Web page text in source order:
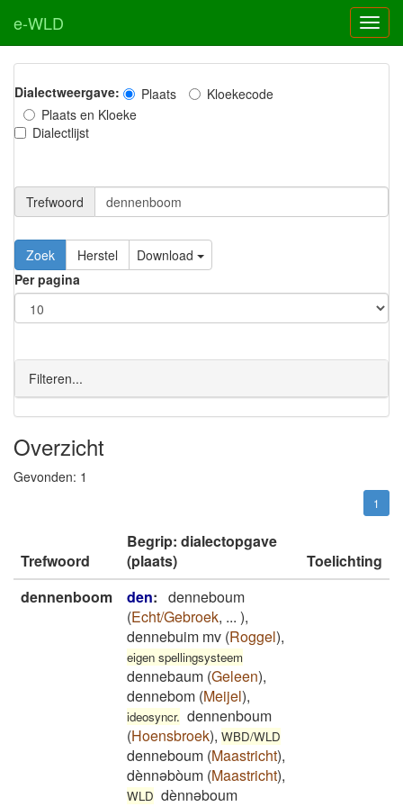
e-WLD
Dialectweergave: Plaats
Kloekecode
Plaats en Kloeke
Dialectlijst
Trefwoord
Download
Per pagina
Filteren...
Overzicht
Gevonden: 1
1
Trefwoord
Begrip: dialectopgave
(plaats)
Toelichting
dennenboom
den: denneboum
(Echt/Gebroek, ... ),
dennebuim mv (Roggel),
eigen spellingsysteem
dennebaum (Geleen),
dennebom (Meijel),
ideosyncr. dennenboum
(Hoensbroek), WBD/WLD
denneboum (Maastricht),
dènnəbòum (Maastricht),
WLD dènnəboum